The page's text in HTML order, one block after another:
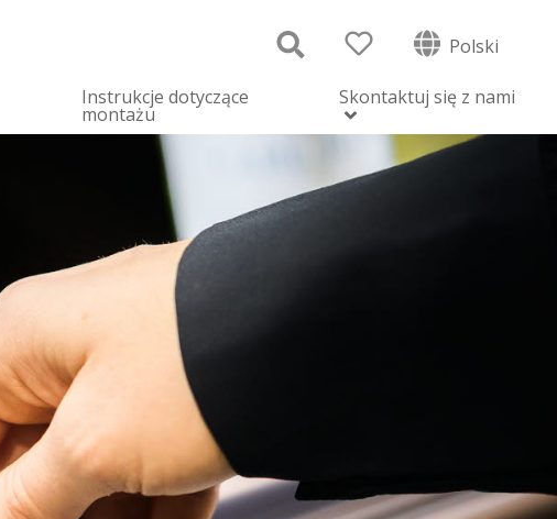
Polski
Instrukcje dotyczące
montażu
Skontaktuj się z nami